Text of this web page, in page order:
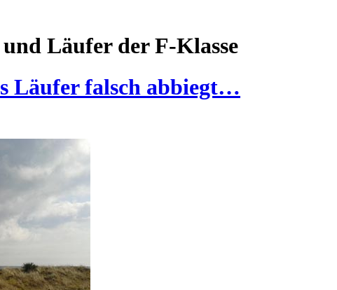
Läufer der F-Klasse
Läufer falsch abbiegt…